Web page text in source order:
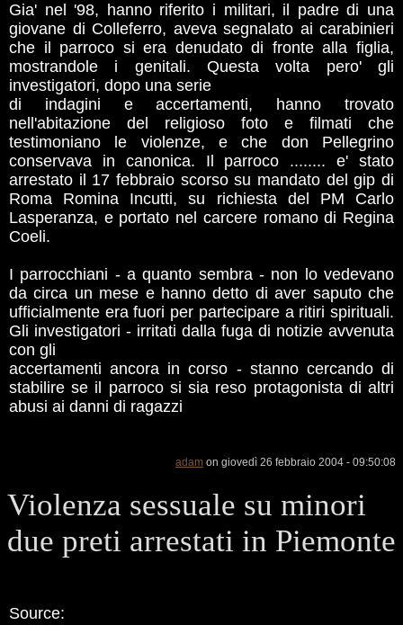
Gia' nel '98, hanno riferito i militari, il padre di una
giovane di Colleferro, aveva segnalato ai carabinieri
che il parroco si era denudato di fronte alla figlia,
mostrandole i genitali. Questa volta pero' gli
investigatori, dopo una serie
di indagini e accertamenti, hanno trovato
nell'abitazione del religioso foto e filmati che
testimoniano le violenze, e che don Pellegrino
conservava in canonica. Il parroco ........ e' stato
arrestato il 17 febbraio scorso su mandato del gip di
Roma Romina Incutti, su richiesta del PM Carlo
Lasperanza, e portato nel carcere romano di Regina
Coeli.
I parrocchiani - a quanto sembra - non lo vedevano
da circa un mese e hanno detto di aver saputo che
ufficialmente era fuori per partecipare a ritiri spirituali.
Gli investigatori - irritati dalla fuga di notizie avvenuta
con gli
accertamenti ancora in corso - stanno cercando di
stabilire se il parroco si sia reso protagonista di altri
abusi ai danni di ragazzi
adam on giovedì 26 febbraio 2004 - 09:50:08
Violenza sessuale su minori
due preti arrestati in Piemonte
Source: